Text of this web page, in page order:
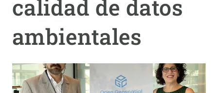
calidad de datos
ambientales